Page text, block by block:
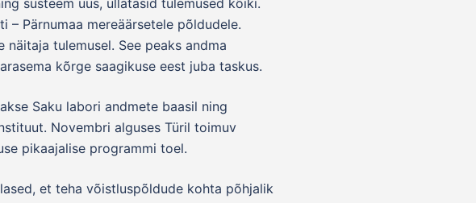
süsteem uus, üllatasid tulemused kõiki.
– Pärnumaa mereäärsetele põldudele.
tulemusel. See peaks andma
kõrge saagikuse eest juba taskus.
Saku labori andmete baasil ning
Novembri alguses Türil toimuv
pikaajalise programmi toel.
et teha võistluspõldude kohta põhjalik